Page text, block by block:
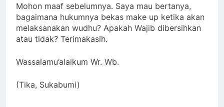
Mohon maaf sebelumnya. Saya mau bertanya,
bagaimana hukumnya bekas make up ketika akan
melaksanakan wudhu? Apakah Wajib dibersihkan
atau tidak? Terimakasih.
Wassalamu’alaikum Wr. Wb.
(Tika, Sukabumi)